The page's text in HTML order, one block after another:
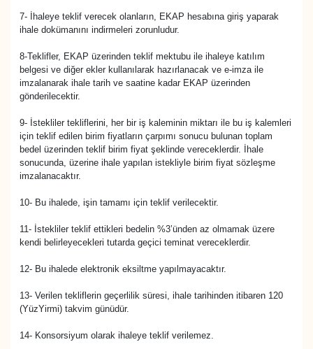
7- İhaleye teklif verecek olanların, EKAP hesabına giriş yaparak
ihale dokümanını indirmeleri zorunludur.
8-Teklifler, EKAP üzerinden teklif mektubu ile ihaleye katılım
belgesi ve diğer ekler kullanılarak hazırlanacak ve e-imza ile
imzalanarak ihale tarih ve saatine kadar EKAP üzerinden
gönderilecektir.
9- İstekliler tekliflerini, her bir iş kaleminin miktarı ile bu iş kalemleri
için teklif edilen birim fiyatların çarpımı sonucu bulunan toplam
bedel üzerinden teklif birim fiyat şeklinde vereceklerdir. İhale
sonucunda, üzerine ihale yapılan istekliyle birim fiyat sözleşme
imzalanacaktır.
10- Bu ihalede, işin tamamı için teklif verilecektir.
11- İstekliler teklif ettikleri bedelin %3’ünden az olmamak üzere
kendi belirleyecekleri tutarda geçici teminat vereceklerdir.
12- Bu ihalede elektronik eksiltme yapılmayacaktır.
13- Verilen tekliflerin geçerlilik süresi, ihale tarihinden itibaren 120
(YüzYirmi) takvim günüdür.
14- Konsorsiyum olarak ihaleye teklif verilemez.